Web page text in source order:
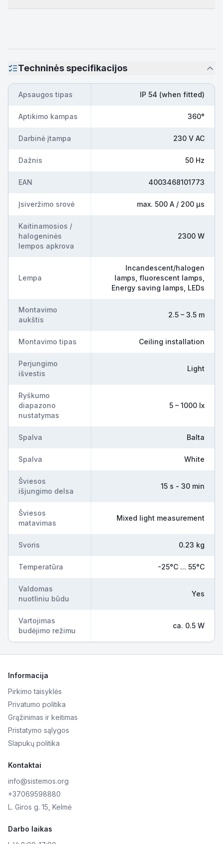
Techninės specifikacijos
Apsaugos tipas IP 54 (when fitted)
Aptikimo kampas 360°
Darbinė įtampa 230 V AC
Dažnis 50 Hz
EAN 4003468101773
Įsiveržimo srovė max. 500 A / 200 µs
Kaitinamosios /
halogeninės
lempos apkrova
2300 W
Lempa
Incandescent/halogen
lamps, fluorescent lamps,
Energy saving lamps, LEDs
Montavimo
aukštis
2.5 – 3.5 m
Montavimo tipas Ceiling installation
Perjungimo
išvestis
Light
Ryškumo
diapazono
nustatymas
5 – 1000 lx
Spalva Balta
Spalva White
Šviesos
išjungimo delsa
15 s - 30 min
Šviesos
matavimas
Mixed light measurement
Svoris 0.23 kg
Temperatūra -25°C ... 55°C
Valdomas
nuotliniu būdu
Yes
Vartojimas
budėjimo režimu
ca. 0.5 W
Informacija
Pirkimo taisyklės
Privatumo politika
Grąžinimas ir keitimas
Pristatymo sąlygos
Slapukų politika
Kontaktai
info@sistemos.org
+37069598880
L. Giros g. 15, Kelmė
Darbo laikas